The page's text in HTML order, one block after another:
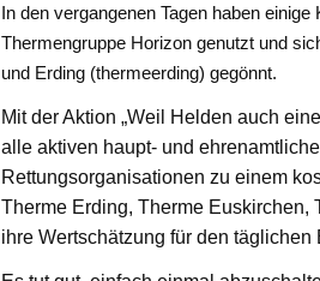
In den vergangenen Tagen haben
Thermengruppe Horizon genutzt und
und Erding (thermeerding) gegönnt.
Mit der Aktion „Weil Helden auch
alle aktiven haupt- und
Rettungsorganisationen zu einem
Therme Erding, Therme
ihre Wertschätzung für den